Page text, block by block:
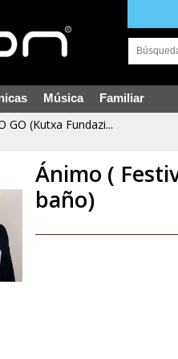
Música Familiar
GO (Kutxa Fundazi...
Ánimo (
baño)